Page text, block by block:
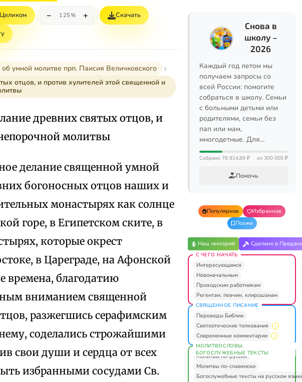
Целиком − 125% + Скачать
об умной молитве прп. Паисия Величковского
отцов, и против хулителей этой священной и
древних святых отцов, и
молитвы
делание священной умной
богоносных отцов наших и
монастырях как солнце
горе, в Египетском ските, в
которые окрест
в Цареграде, на Афонской
времена, благодатию
вниманием священной
разжегшись серафимским
соделались строжайшими
свои души и сердца от всех
избранными сосудами Св.
Снова в
школу –
2026
Каждый год летом мы
получаем запросы со
всей России: помогите
собраться в школу. Семьи
с больными детьми или
родителями, семьи без
пап или мам,
многодетные. Для…
Собрано 78 814,89 ₽ из 300 000 ₽
Помочь
Популярное
Избранное
Позже
Наш лекторий Сделано в
С ЧЕГО НАЧАТЬ
Интересующимся
Новоначальным
Приходским работникам
Регентам, певчим, клирошанам
СВЯЩЕННОЕ ПИСАНИЕ
Переводы Библии
Святоотеческие толкования
Современные комментарии
МОЛИТВОСЛОВЫ.
БОГОСЛУЖЕБНЫЕ ТЕКСТЫ
Молитвы по-русски
Молитвы по-славянски
Богослужебные тексты на русском